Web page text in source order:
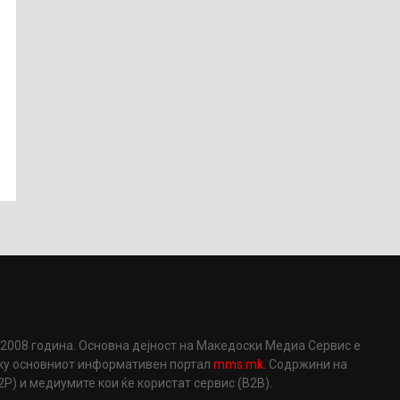
година. Основна дејност на Македоски Медиа Сервис е
основниот информативен порталmms.mk . Содржини на
и медиумите кои ќе користат сервис (B2B).